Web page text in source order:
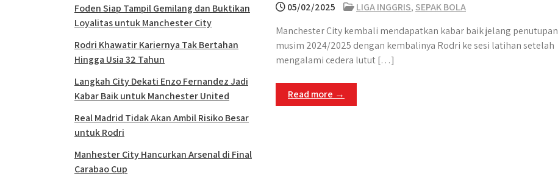
05/02/2025 LIGA INGGRIS, SEPAK BOLA
Manchester City kembali mendapatkan kabar baik jelang penutupan
musim 2024/2025 dengan kembalinya Rodri ke sesi latihan setelah
mengalami cedera lutut […]
Read more →
Foden Siap Tampil Gemilang dan Buktikan
Loyalitas untuk Manchester City
Rodri Khawatir Kariernya Tak Bertahan
Hingga Usia 32 Tahun
Langkah City Dekati Enzo Fernandez Jadi
Kabar Baik untuk Manchester United
Real Madrid Tidak Akan Ambil Risiko Besar
untuk Rodri
Manhester City Hancurkan Arsenal di Final
Carabao Cup